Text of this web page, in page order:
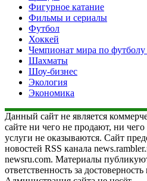
Фигурное катание
Фильмы и сериалы
Футбол
Хоккей
Чемпионат мира по футболу
Шахматы
Шоу-бизнес
Экология
Экономика
Данный сайт не является
сайте ни чего не продают, ни
услуги не оказываются. Сайт
новостей RSS канала
newsru.com. Материалы
ответственность за